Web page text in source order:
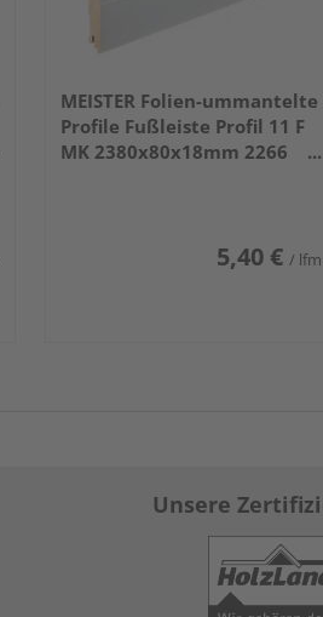
MEISTER Folien-ummantelte
Profile Fußleiste Profil 11 F
MK 2380x80x18mm 2266
5,40 € / lfm
Unsere